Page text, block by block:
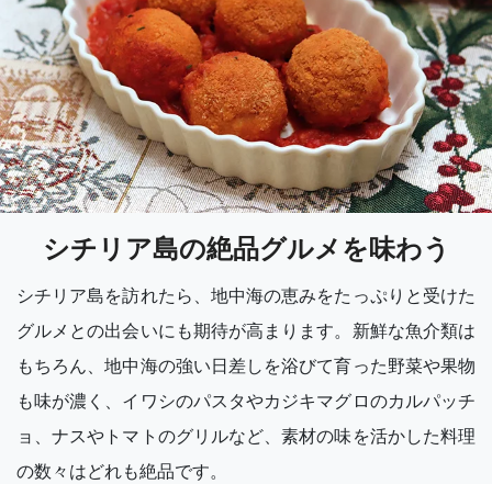
シチリア島の絶品グルメを味わう
シチリア島を訪れたら、地中海の恵みをたっぷりと受けた
グルメとの出会いにも期待が高まります。新鮮な魚介類は
もちろん、地中海の強い日差しを浴びて育った野菜や果物
も味が濃く、イワシのパスタやカジキマグロのカルパッチ
ョ、ナスやトマトのグリルなど、素材の味を活かした料理
の数々はどれも絶品です。